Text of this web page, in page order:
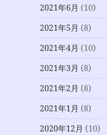
2021年6月 (10)
2021年5月 (8)
2021年4月 (10)
2021年3月 (8)
2021年2月 (8)
2021年1月 (8)
2020年12月 (10)